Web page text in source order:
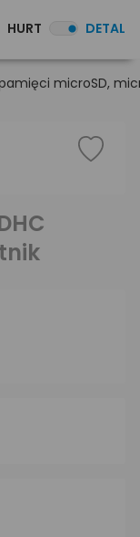
HURT DETAL
microSD,